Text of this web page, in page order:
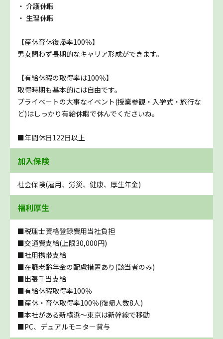
・ 介護休暇
・ 生理休暇
【産休育休復帰率100％】
男女問わず長期的なキャリア形成ができます。
【有給休暇の取得率は100％】
取得時期も基本的には自由です。
プライベートの大事なイベント(授業参観・入学式・旅行な
ど)はしっかり有給休暇で休んでくださいね。
■年間休日122日以上
加入保険
社会保険(雇用、労災、健康、厚生年金)
福利厚生
■税理士資格登録費用当社負担
■交通費支給(上限30,000円)
■社用携帯支給
■在職老齢年金の配慮措置あり(該当者のみ)
■出張手当支給
■有給休暇取得率100％
■産休・育休取得率100％(復帰人数8人)
■本社がある新横浜～東京は新幹線で移動
■PC、デュアルモニター貸与